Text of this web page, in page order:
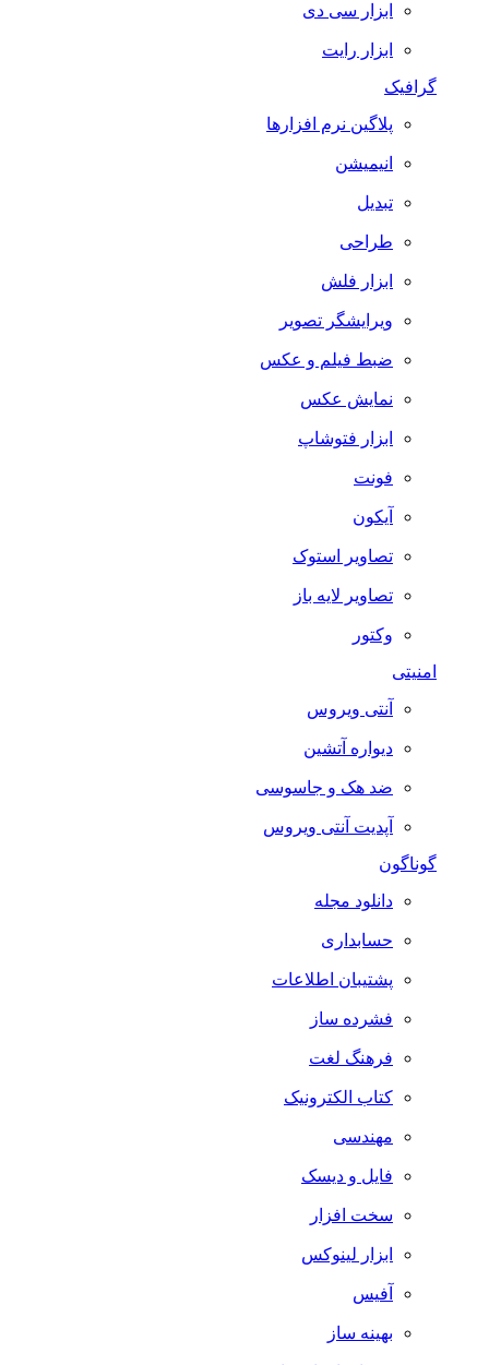
ابزار سی دی
ابزار رایت
گرافیک
پلاگین نرم افزارها
انیمیشن
تبدیل
طراحی
ابزار فلش
ویرایشگر تصویر
ضبط فيلم و عكس
نمایش عکس
ابزار فتوشاپ
فونت
آیکون
تصاویر استوک
تصاویر لایه باز
وکتور
امنیتی
آنتی ویروس
دیواره آتشین
ضد هک و جاسوسی
آپدیت آنتی ویروس
گوناگون
دانلود مجله
حسابداری
پشتیبان اطلاعات
فشرده ساز
فرهنگ لغت
کتاب الکترونیک
مهندسی
فایل و دیسک
سخت افزار
ابزار لینوکس
آفیس
بهینه ساز